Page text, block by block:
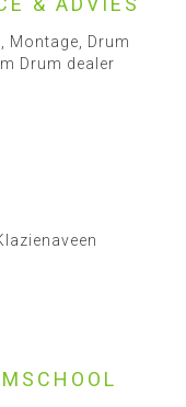
Montage, Drum
Drum dealer